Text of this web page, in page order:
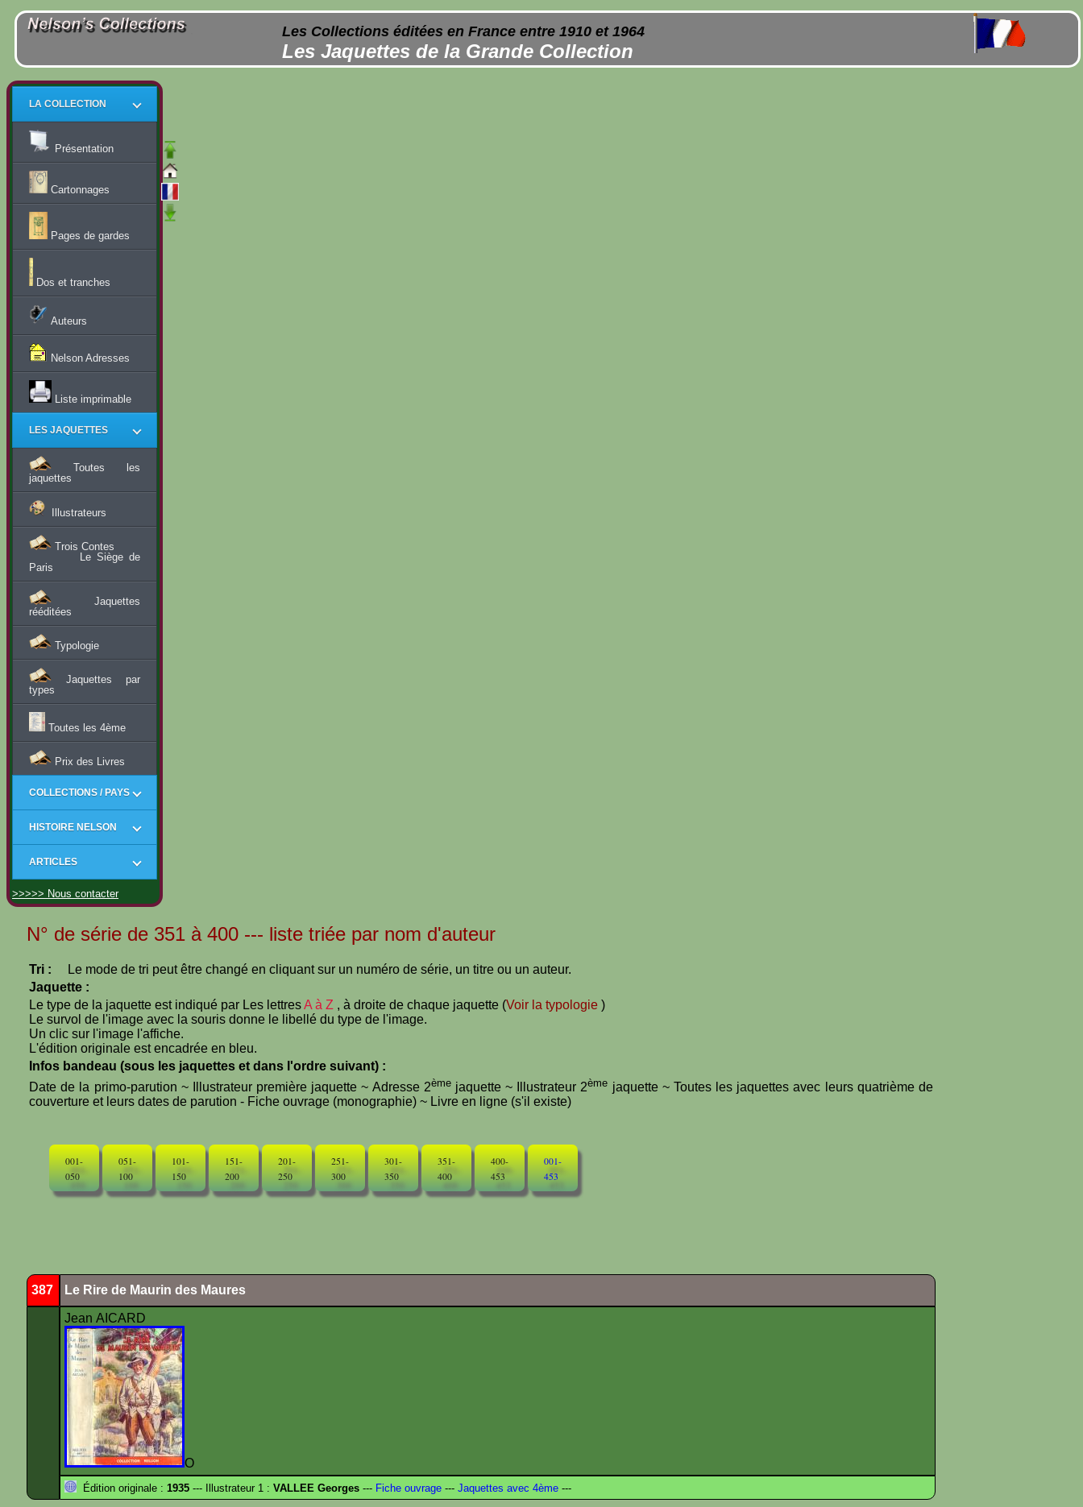
Les Collections éditées en France entre 1910 et 1964
Les Jaquettes de la Grande Collection
LA COLLECTION
Présentation
Cartonnages
Pages de gardes
Dos et tranches
Auteurs
Nelson Adresses
Liste imprimable
LES JAQUETTES
Toutes les
jaquettes
Illustrateurs
Trois Contes
Le Siège de
Paris
Jaquettes
rééditées
Typologie
Jaquettes par
types
Toutes les 4ème
Prix des Livres
COLLECTIONS / PAYS
HISTOIRE NELSON
ARTICLES
>>>>> Nous contacter
N° de série de 351 à 400 --- liste triée par nom d'auteur
Tri :
Le mode de tri peut être changé en cliquant sur un numéro de série, un titre ou un auteur.
Jaquette :
Le type de la jaquette est indiqué par Les lettresA à Z , à droite de chaque jaquette (Voir la typologie )
Le survol de l'image avec la souris donne le libellé du type de l'image.
Un clic sur l'image l'affiche.
L'édition originale est encadrée en bleu.
Infos bandeau (sous les jaquettes et dans l'ordre suivant) :
Date de la primo-parution ~ Illustrateur première jaquette ~ Adresse 2èmejaquette ~ Illustrateur 2ème jaquette ~ Toutes les jaquettes avec leurs quatrième de
couverture et leurs dates de parution - Fiche ouvrage (monographie) ~ Livre en ligne (s'il existe)
001-
050
051-
100
101-
150
151-
200
201-
250
251-
300
301-
350
351-
400
400-
453
001-
453
387 Le Rire de Maurin des Maures
Jean AICARD
O
Édition originale : 1935 --- Illustrateur 1 : VALLEE Georges --- Fiche ouvrage --- Jaquettes avec 4ème ---